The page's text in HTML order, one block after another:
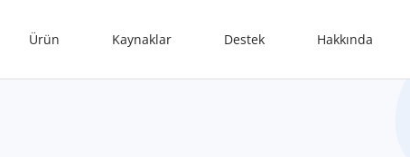
Ürün Kaynaklar Destek Hakkında